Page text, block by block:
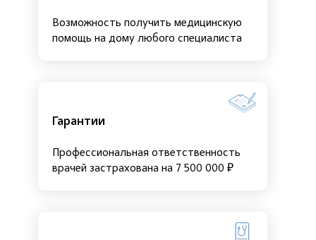
Возможность получить медицинскую
помощь на дому любого специалиста
Гарантии
Профессиональная ответственность
врачей застрахована на 7 500 000 ₽